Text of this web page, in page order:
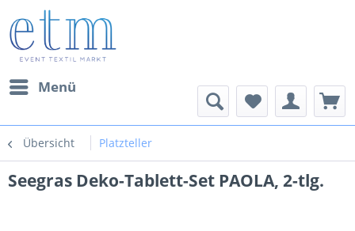
Menü
Übersicht Platzteller
Seegras Deko-Tablett-Set PAOLA, 2-tlg.